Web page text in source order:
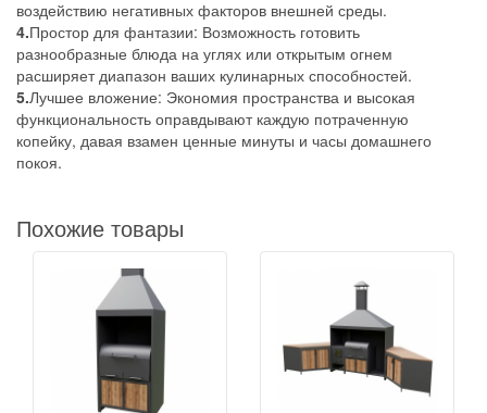
воздействию негативных факторов внешней среды.
4.Простор для фантазии: Возможность готовить
разнообразные блюда на углях или открытым огнем
расширяет диапазон ваших кулинарных способностей.
5.Лучшее вложение: Экономия пространства и высокая
функциональность оправдывают каждую потраченную
копейку, давая взамен ценные минуты и часы домашнего
покоя.
Похожие товары